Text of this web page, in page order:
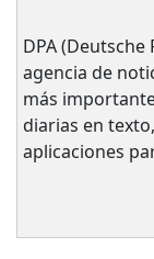
DPA
agencia de
más
diarias en
aplicaciones